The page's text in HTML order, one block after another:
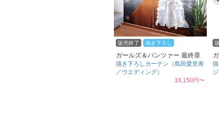
販売終了 描き下ろし
ガールズ＆パンツァー 最終章
描き下ろしカーテン（島田愛里寿
／ウエディング）
18,150円〜